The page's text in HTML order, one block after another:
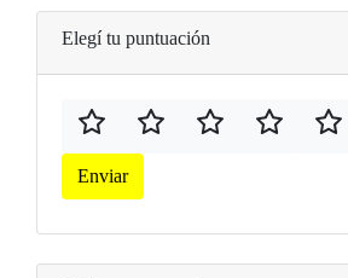
Elegí tu puntuación
Enviar